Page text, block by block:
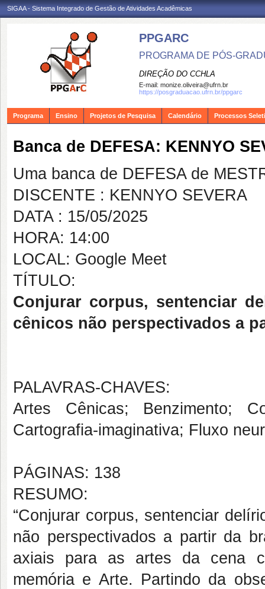
SIGAA - Sistema Integrado de Gestão de Atividades Acadêmicas
PPGARC
PROGRAMA DE PÓS-
DIREÇÃO DO CCHLA
E-mail: monize.oliveira@ufrn.br
https://posgraduacao.ufrn.br/ppgarc
Programa Ensino Projetos de Pesquisa Calendário Processos
Banca de DEFESA: KENNYO
Uma banca de DEFESA de
DISCENTE : KENNYO SEVERA
DATA : 15/05/2025
HORA: 14:00
LOCAL: Google Meet
TÍTULO:
Conjurar corpus, sentenciar
cênicos não perspectivados a
PALAVRAS-CHAVES:
Artes Cênicas; Benzimento;
Cartografia-imaginativa; Fluxo
PÁGINAS: 138
RESUMO:
“Conjurar corpus, sentenciar
não perspectivados a partir da
axiais para as artes da cena
memória e Arte. Partindo da